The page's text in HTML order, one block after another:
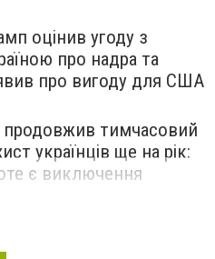
оцінив угоду з
про надра та
про вигоду для США
тимчасовий
українців ще на рік:
є виключення